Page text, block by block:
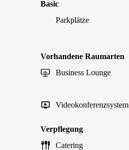
Basic
Parkplätze
Vorhandene Raumarten
Business Lounge
Videokonferenzsystem
Verpflegung
Catering